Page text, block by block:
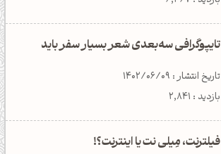
تایپوگرافی سه‌بعدی شعر بسیار سفر باید
تاریخ انتشار : 1402/06/09
بازدید : 2,841
فیلترنت، مِیلی نت یا اینترنت؟!